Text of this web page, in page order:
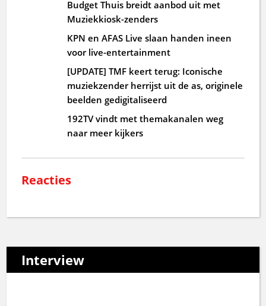
Budget Thuis breidt aanbod uit met
Muziekkiosk-zenders
KPN en AFAS Live slaan handen ineen
voor live-entertainment
[UPDATE] TMF keert terug: Iconische
muziekzender herrijst uit de as, originele
beelden gedigitaliseerd
192TV vindt met themakanalen weg
naar meer kijkers
Reacties
Interview